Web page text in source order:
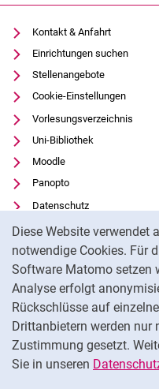
Diese Website verwendet
notwendige Cookies. Für
Software Matomo setzen
Analyse erfolgt
Rückschlüsse auf
Drittanbietern werden nur
Zustimmung gesetzt.
Sie in unseren
Kontakt & Anfahrt
Einrichtungen suchen
Stellenangebote
Cookie-Einstellungen
Vorlesungsverzeichnis
Uni-Bibliothek
Moodle
Panopto
Datenschutz
Barrierefreiheit
Transparenter KI-Einsatz
Impressum
Externer Link: Universität
Facebook (öffnet neues
Externer Link: Universität
Youtube(öffnet neues
Externer Link: Universität
Instagram (öffnet neues